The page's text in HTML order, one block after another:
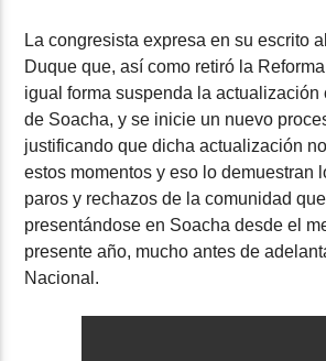
La congresista expresa en su escrito
Duque que, así como retiró la
igual forma suspenda la actualización
de Soacha, y se inicie un nuevo
justificando que dicha actualización
estos momentos y eso lo demuestran
paros y rechazos de la comunidad
presentándose en Soacha desde el
presente año, mucho antes de
Nacional.